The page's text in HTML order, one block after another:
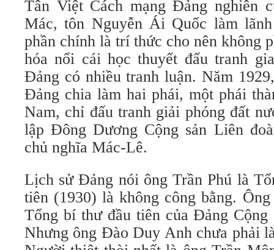
Tân Việt Cách mạng Đảng nghiên
Mác, tôn Nguyễn Ái Quốc làm
phần chính là trí thức cho nên không
hóa nổi cái học thuyết đấu tranh
Đảng có nhiều tranh luận. Năm
Đảng chia làm hai phái, một phái
Nam, chỉ đấu tranh giải phóng đất
lập Đông Dương Cộng sản Liên
chủ nghĩa Mác-Lê.
Lịch sử Đảng nói ông Trần Phú là
tiên (1930) là không công bằng.
Tổng bí thư đầu tiên của Đảng Cộng
Nhưng ông Đào Duy Anh chưa phải